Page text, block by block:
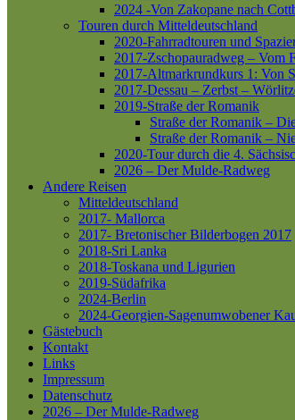
2024 -Von Zakopane nach
Touren durch Mitteldeutschland
2020-Fahrradtouren und
2017-Zschopauradweg – Vom
2017-Altmarkrundkurs 1: Von
2017-Dessau – Zerbst –
2019-Straße der Romanik
Straße der Romanik –
Straße der Romanik –
2020-Tour durch die 4.
2026 – Der Mulde-Radweg
Andere Reisen
Mitteldeutschland
2017- Mallorca
2017- Bretonischer Bilderbogen 2017
2018-Sri Lanka
2018-Toskana und Ligurien
2019-Südafrika
2024-Berlin
2024-Georgien-Sagenumwobener
Gästebuch
Kontakt
Links
Impressum
Datenschutz
2026 – Der Mulde-Radweg